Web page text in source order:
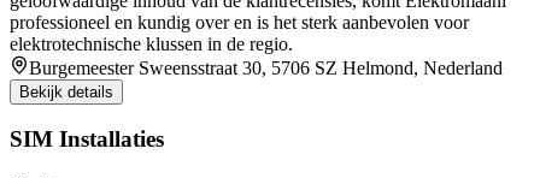
professioneel en kundig over en is het sterk aanbevolen voor
elektrotechnische klussen in de regio.
Burgemeester Sweensstraat 30, 5706 SZ Helmond, Nederland
Bekijk details
SIM Installaties